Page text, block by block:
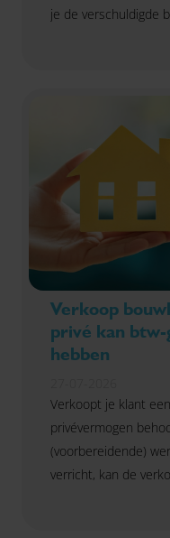
je de verschuldigde
voldoet. Dat
Verkoop
privé kan btw-
hebben
Verkoopt je klant
privévermogen
(voorbereidende)
verricht, kan de